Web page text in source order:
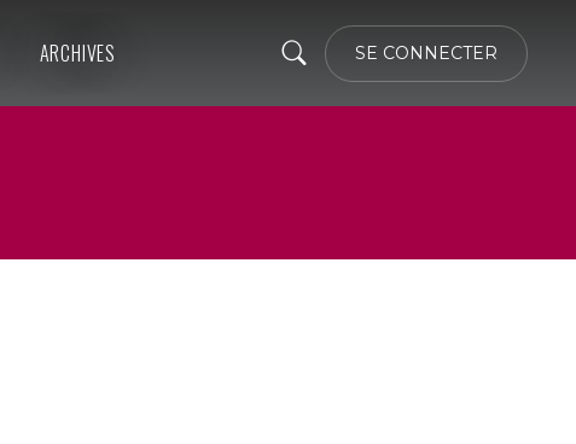
SE CONNECTER
ARCHIVES